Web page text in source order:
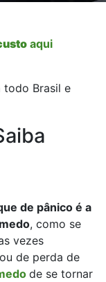
aqui
todo Brasil e
de pânico é a
, como se
vezes
de perda de
de se tornar